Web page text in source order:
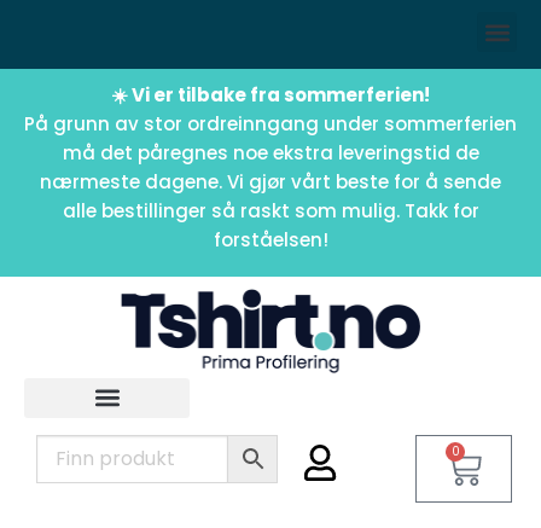
☀️ Vi er tilbake fra sommerferien!
På grunn av stor ordreinngang under sommerferien
må det påregnes noe ekstra leveringstid de
nærmeste dagene. Vi gjør vårt beste for å sende
alle bestillinger så raskt som mulig. Takk for
forståelsen!
0